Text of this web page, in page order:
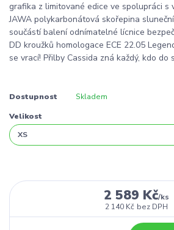
grafika z limitované edice ve spolupráci s
JAWA polykarbonátová skořepina
součástí balení odnímatelné lícnice
DD kroužků homologace ECE 22.05
se vrací! Přilby Cassida zná každý, kdo do
Dostupnost Skladem
Velikost
2 589 Kč/ks
2 140 Kč bez DPH